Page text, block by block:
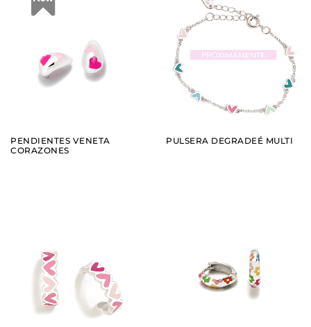
VER AÑADIR
PENDIENTES VENETA
CORAZONES
VER AÑADIR
PULSERA DEGRADEÉ MULTI
VER AÑADIR VER AÑADIR